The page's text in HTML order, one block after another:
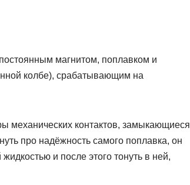
магнитом, поплавком и
колбе), срабатывающим на
механических контактов, замыкающиеся
про надёжность самого поплавка, он
и после этого тонуть в ней,